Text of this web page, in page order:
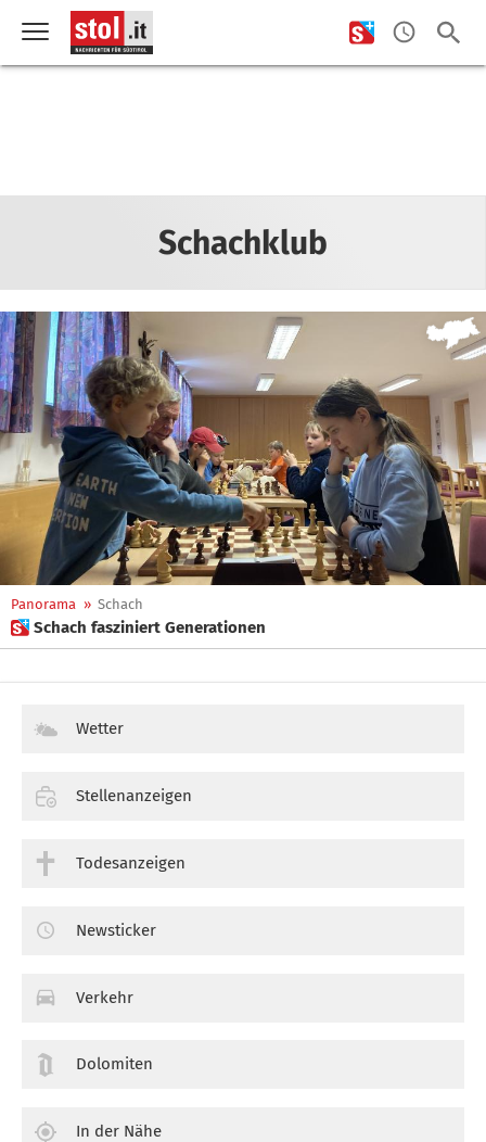
Schachklub
Panorama » Schach
 Schach fasziniert Generationen
Wetter
Stellenanzeigen
Todesanzeigen
Newsticker
Verkehr
Dolomiten
In der Nähe